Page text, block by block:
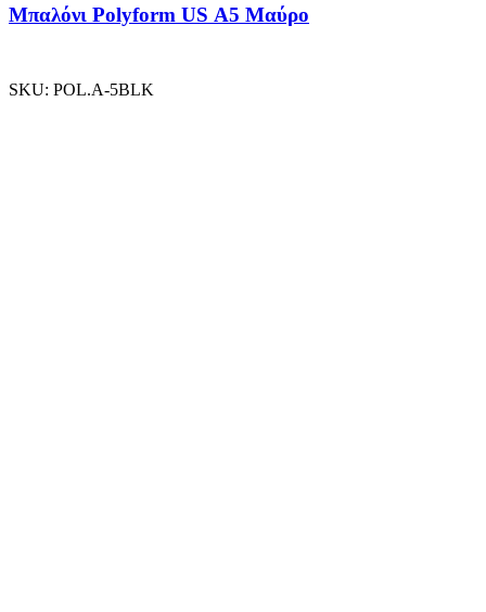
Μπαλόνι Polyform US A5 Μαύρο
SKU: POL.A-5BLK